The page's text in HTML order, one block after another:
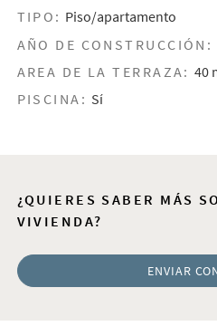
TIPO: Piso/apartamento
AÑO DE CONSTRUCCIÓN:
AREA DE LA TERRAZA: 40
PISCINA: Sí
¿QUIERES SABER MÁS
VIVIENDA?
ENVIAR